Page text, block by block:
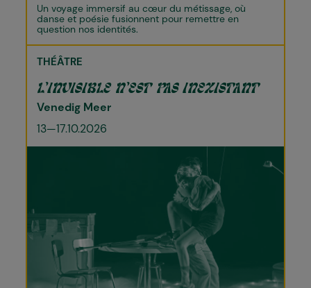
Un voyage immersif au cœur du métissage, où
danse et poésie fusionnent pour remettre en
question nos identités.
THÉÂTRE
L’INVISIBLE N’EST PAS INEXISTANT
Venedig Meer
13—17.10.2026